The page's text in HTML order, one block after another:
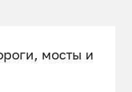
мосты и